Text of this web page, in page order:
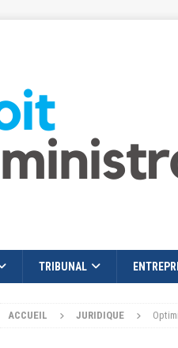
TRIBUNAL
ACCUEIL JURIDIQUE